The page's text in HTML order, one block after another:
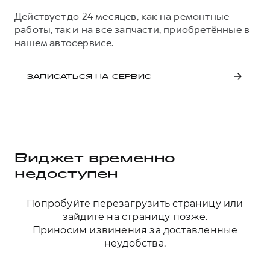
Действует до 24 месяцев, как на ремонтные
работы, так и на все запчасти, приобретённые в
нашем автосервисе.
ЗАПИСАТЬСЯ НА СЕРВИС
Виджет временно
недоступен
Попробуйте перезагрузить страницу или
зайдите на страницу позже.
Приносим извинения за доставленные
неудобства.